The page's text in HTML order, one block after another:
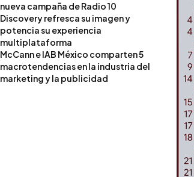
nueva campaña de Radio 10
Discovery refresca su imagen y
potencia su experiencia
multiplataforma
McCann e IAB México comparten 5
macrotendencias en la industria del
marketing y la publicidad